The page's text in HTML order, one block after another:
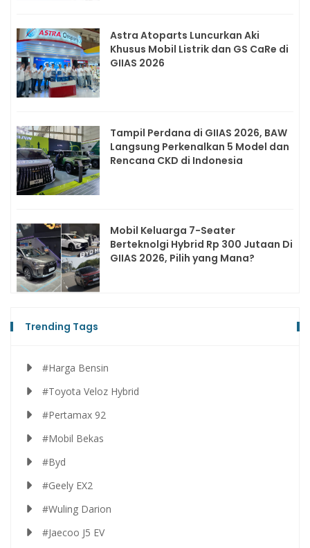
Astra Atoparts Luncurkan Aki
Khusus Mobil Listrik dan GS CaRe di
GIIAS 2026
Tampil Perdana di GIIAS 2026, BAW
Langsung Perkenalkan 5 Model dan
Rencana CKD di Indonesia
Mobil Keluarga 7-Seater
Berteknolgi Hybrid Rp 300 Jutaan Di
GIIAS 2026, Pilih yang Mana?
Trending Tags
#Harga Bensin
#Toyota Veloz Hybrid
#Pertamax 92
#Mobil Bekas
#Byd
#Geely EX2
#Wuling Darion
#Jaecoo J5 EV